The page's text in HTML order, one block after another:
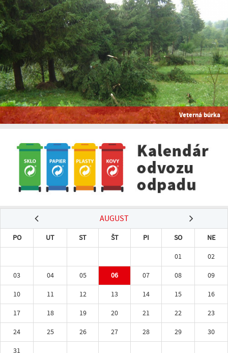
Veterná búrka
AUGUST
PO UT ST ŠT PI SO
NE
01
02
03
04 05 06 07 08
09
10
11 12 13 14 15
16
17
18 19 20 21 22
23
24
25 26 27 28 29
30
31